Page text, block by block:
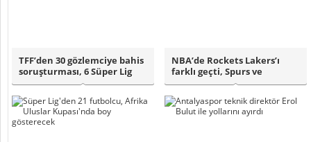
TFF’den 30 gözlemciye bahis
soruşturması, 6 Süper Lig
kulübü..
NBA’de Rockets Lakers’ı
farklı geçti, Spurs ve
Nuggets’tan e..